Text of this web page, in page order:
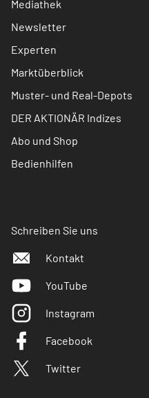
Mediathek
Newsletter
Experten
Marktüberblick
Muster- und Real-Depots
DER AKTIONÄR Indizes
Abo und Shop
Bedienhilfen
Schreiben Sie uns
Kontakt
YouTube
Instagram
Facebook
Twitter